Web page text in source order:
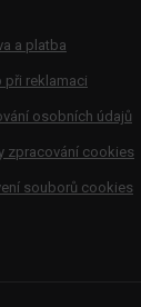
a platba
při reklamaci
osobních údajů
zpracování cookies
souborů cookies